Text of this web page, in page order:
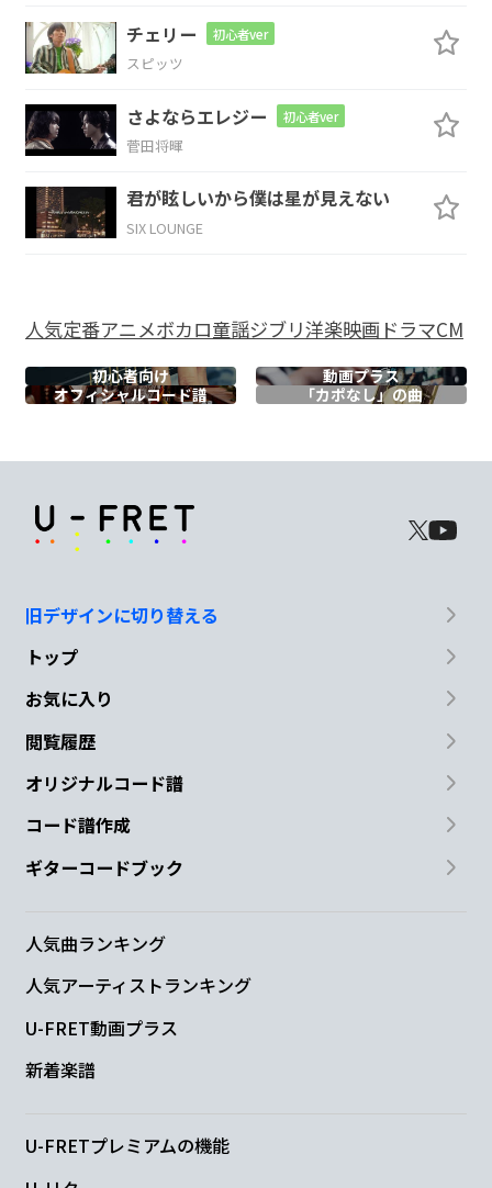
Em
た
Em G C D
Em
数
Em
学と理科は好
G
きですが
国 語がどうもダメで
正 しいのがどれか
本
Em
日の宿題は 無個
過不 足無い 不自由無い 最
Em
チェリー 初心者ver
スピッツ
さよならエレジー 初心者ver
菅田将暉
君が眩しいから僕は星が見えない
SIX LOUNGE
人気定番アニメボカロ童謡ジブリ洋楽映画ドラマCM
初心者向け
動画プラス
オフィシャルコード譜 「カポなし」の曲
旧デザインに切り替える
トップ
お気に入り
閲覧履歴
オリジナルコード譜
コード譜作成
ギターコードブック
人気曲ランキング
人気アーティストランキング
U-FRET動画プラス
新着楽譜
U-FRETプレミアムの機能